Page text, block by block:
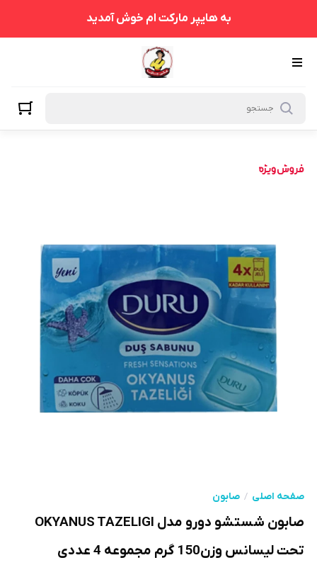
به هایپر مارکت ام خوش آمدید
صفحه اصلی صابون
صابون شستشو دورو مدل OKYANUS TAZELIGI
تحت لیسانس وزن150 گرم مجموعه 4 عددی